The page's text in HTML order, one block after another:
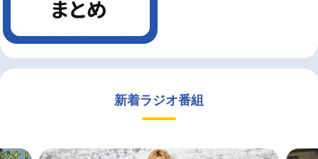
新着ラジオ番組